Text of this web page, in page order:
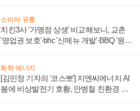
소비자·유통
치킨3사 '가맹점 상생' 비교해보니, 교촌
'영업권 보호'·bhc '신메뉴 개발'·BBQ '원가
화학·에너지
[김민정 기자의 '코스뽀'] 지엔씨에너지 AI
붐에 비상발전기 호황, 안병철 친환경 에